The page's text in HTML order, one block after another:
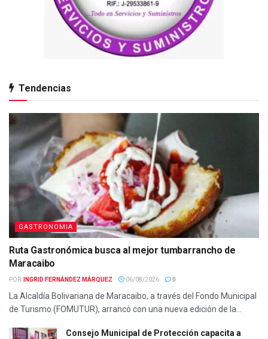
Tendencias
GASTRONOMIA
Ruta Gastronómica busca al mejor tumbarrancho de
Maracaibo
POR: INGRID FERNÁNDEZ MÁRQUEZ 06/08/2026 0
La Alcaldía Bolivariana de Maracaibo, a través del Fondo Municipal
de Turismo (FOMUTUR), arrancó con una nueva edición de la...
Consejo Municipal de Protección capacita a